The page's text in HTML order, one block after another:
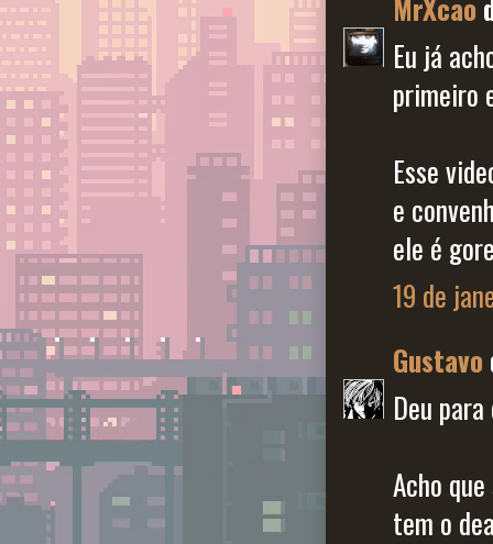
MrXcao
Eu já
primeiro
Esse
e
ele é
19 de
Gustavo
Deu
Acho
tem o